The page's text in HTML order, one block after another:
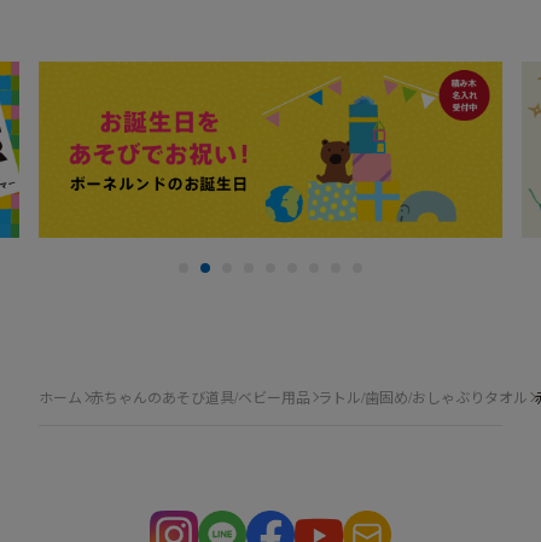
ホーム 赤ちゃんのあそび道具/ベビー用品 ラトル/歯固め/おしゃぶりタオル